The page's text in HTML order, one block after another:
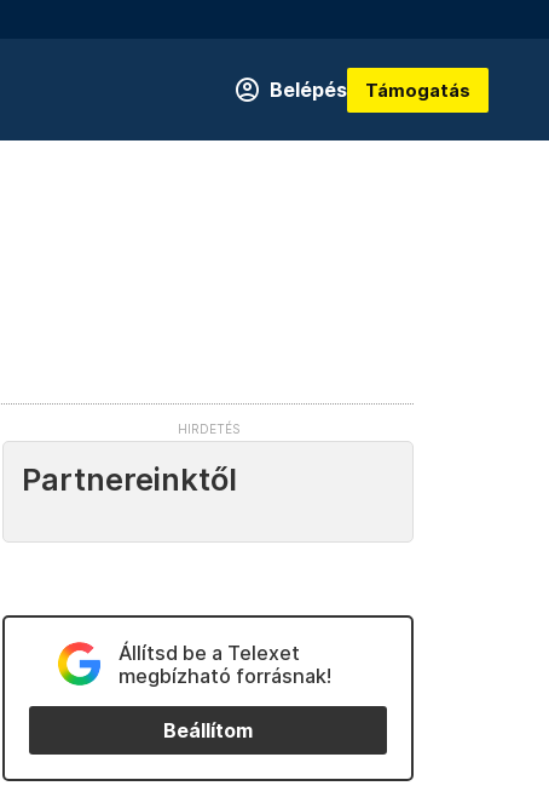
Belépés Támogatás
Partnereinktől
Állítsd be a Telexet
megbízható forrásnak!
Beállítom